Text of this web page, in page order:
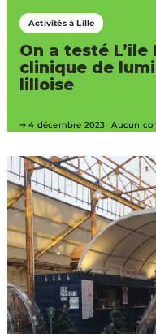
Activités à Lille
On a testé L’île
clinique de
lilloise
4 décembre 2023 Aucun